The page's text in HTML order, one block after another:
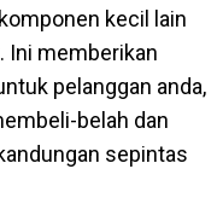
kecil lain
Ini memberikan
pelanggan anda,
belah dan
sepintas